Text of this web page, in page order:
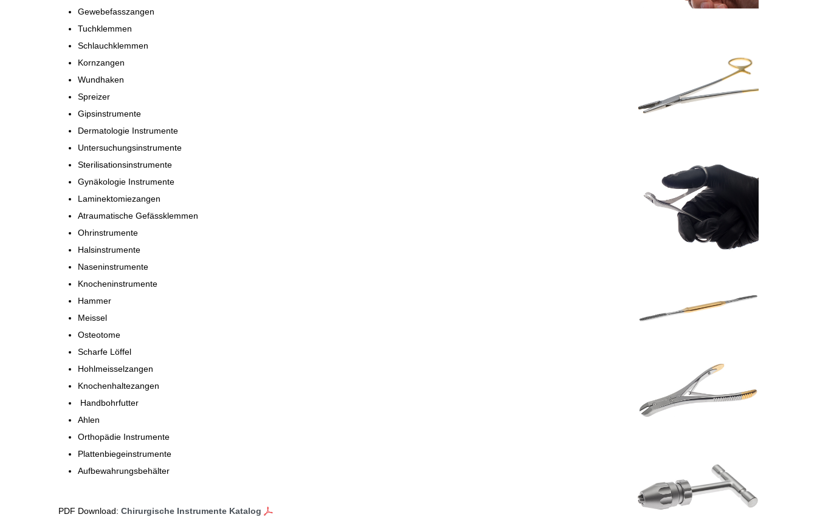
Gewebefasszangen
Tuchklemmen
Schlauchklemmen
Kornzangen
Wundhaken
Spreizer
Gipsinstrumente
Dermatologie Instrumente
Untersuchungsinstrumente
Sterilisationsinstrumente
Gynäkologie Instrumente
Laminektomiezangen
Atraumatische Gefässklemmen
Ohrinstrumente
Halsinstrumente
Naseninstrumente
Knocheninstrumente
Hammer
Meissel
Osteotome
Scharfe Löffel
Hohlmeisselzangen
Knochenhaltezangen
Handbohrfutter
Ahlen
Orthopädie Instrumente
Plattenbiegeinstrumente
Aufbewahrungsbehälter
PDF Download: Chirurgische Instrumente Katalog